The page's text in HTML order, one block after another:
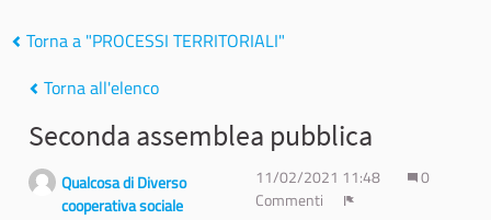
Torna a "PROCESSI TERRITORIALI"
Torna all'elenco
Seconda assemblea pubblica
Qualcosa di Diverso
cooperativa sociale
11/02/2021 11:48
0
Commenti